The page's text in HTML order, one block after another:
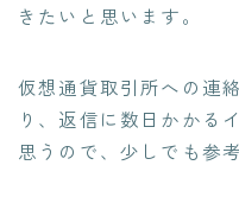
きたいと思います。
仮想通貨取引所への連
り、返信に数日かかる
思うので、少しでも参